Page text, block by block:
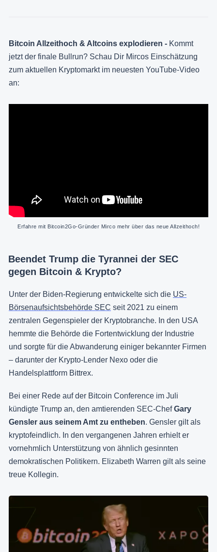
Bitcoin Allzeithoch & Altcoins explodieren - Kommt
jetzt der finale Bullrun? Schau Dir Mircos Einschätzung
zum aktuellen Kryptomarkt im neuesten YouTube-Video
an:
Erfahre mit Bitcoin2Go-Gründer Mirco mehr über das neue Allzeithoch!
Beendet Trump die Tyrannei der SEC
gegen Bitcoin & Krypto?
Unter der Biden-Regierung entwickelte sich die US-
Börsenaufsichtsbehörde SEC seit 2021 zu einem
zentralen Gegenspieler der Kryptobranche. In den USA
hemmte die Behörde die Fortentwicklung der Industrie
und sorgte für die Abwanderung einiger bekannter Firmen
– darunter der Krypto-Lender Nexo oder die
Handelsplattform Bittrex.
Bei einer Rede auf der Bitcoin Conference im Juli
kündigte Trump an, den amtierenden SEC-ChefGary
Gensler aus seinem Amt zu entheben. Gensler gilt als
kryptofeindlich. In den vergangenen Jahren erhielt er
vornehmlich Unterstützung von ähnlich gesinnten
demokratischen Politikern. Elizabeth Warren gilt als seine
treue Kollegin.